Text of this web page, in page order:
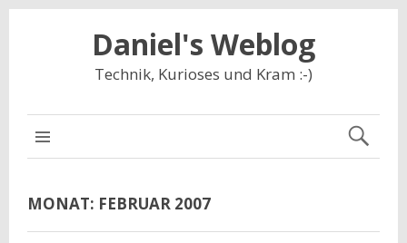
Daniel's Weblog
Technik, Kurioses und Kram :-)
MONAT: FEBRUAR 2007